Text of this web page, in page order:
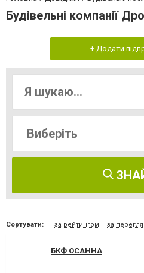
Будівельні компанії
+ Додати
Сортувати: за рейтингом за
БКФ ОСАННА